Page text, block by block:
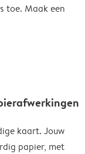
toe. Maak een
kaart. Jouw
papier, met